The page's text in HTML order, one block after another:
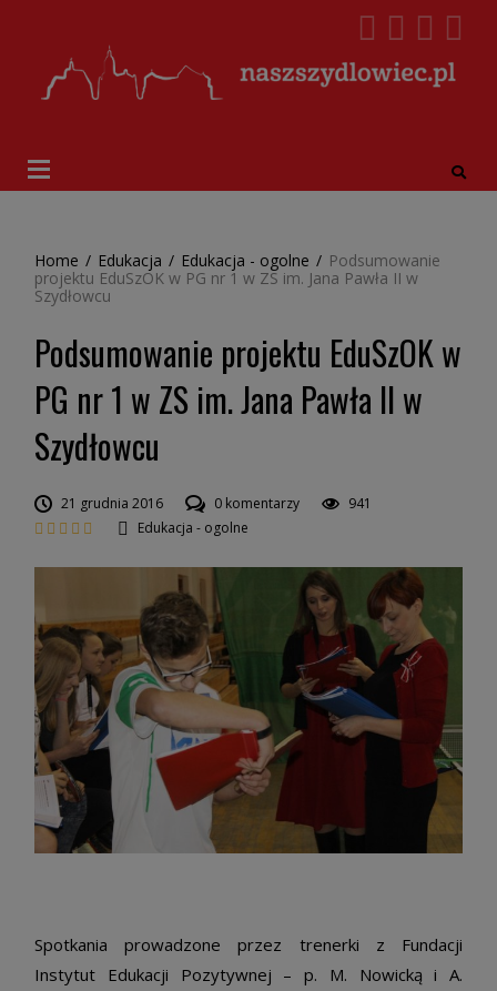
Home / Edukacja / Edukacja - ogolne / Podsumowanie
projektu EduSzOK w PG nr 1 w ZS im. Jana Pawła II w
Szydłowcu
Podsumowanie projektu EduSzOK w
PG nr 1 w ZS im. Jana Pawła II w
Szydłowcu
21 grudnia 2016 0 komentarzy
941
Edukacja - ogolne
Spotkania prowadzone przez trenerki z Fundacji
Instytut Edukacji Pozytywnej – p. M. Nowicką i A.